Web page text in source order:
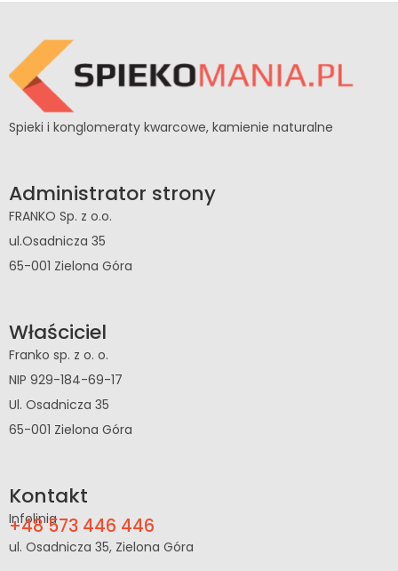
Spieki i konglomeraty kwarcowe, kamienie naturalne
Administrator strony
FRANKO Sp. z o.o.
ul.Osadnicza 35
65-001 Zielona Góra
Właściciel
Franko sp. z o. o.
NIP 929-184-69-17
Ul. Osadnicza 35
65-001 Zielona Góra
Kontakt
Infolinia
+48 573 446 446
ul. Osadnicza 35, Zielona Góra